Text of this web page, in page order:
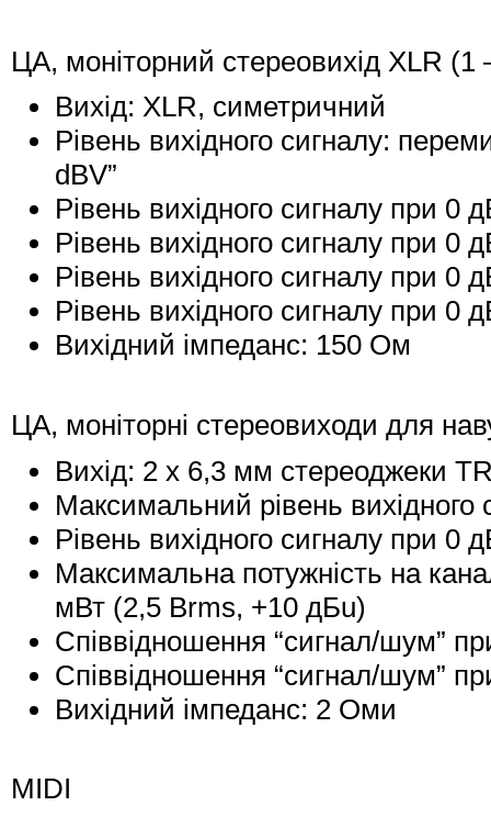
ЦА, моніторний стереовихід XLR
Вихід: XLR, симетричний
Рівень вихідного сигналу:
dBV”
Рівень вихідного сигналу при 0
Рівень вихідного сигналу при 0
Рівень вихідного сигналу при 0
Рівень вихідного сигналу при
Вихідний імпеданс: 150 Ом
ЦА, моніторні стереовиходи для
Вихід: 2 x 6,3 мм стереоджеки
Максимальний рівень
Рівень вихідного сигналу при 0
Максимальна потужність на
мВт (2,5 Вrms, +10 дБu)
Співвідношення “сигнал/шум”
Співвідношення “сигнал/шум”
Вихідний імпеданс: 2 Оми
MIDI